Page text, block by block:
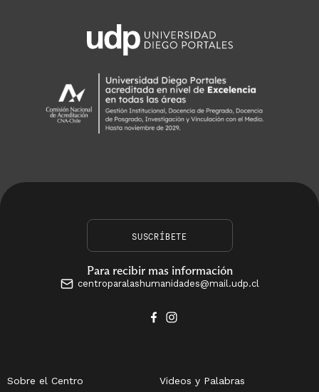
SUSCRÍBETE
Para recibir mas información
centroparalashumanidades@mail.udp.cl
Sobre el Centro Videos y Palabras